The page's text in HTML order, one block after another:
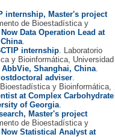
internship, Master's project
de Bioestadística y
Now Data Operation Lead at
internship . Laboratorio
y Bioinformática, Universidad
Shanghai, China
adviser
y Bioinformática,
at Complex Carbohydrate
of Georgia
Master's project
de Bioestadística y
Now Statistical Analyst at